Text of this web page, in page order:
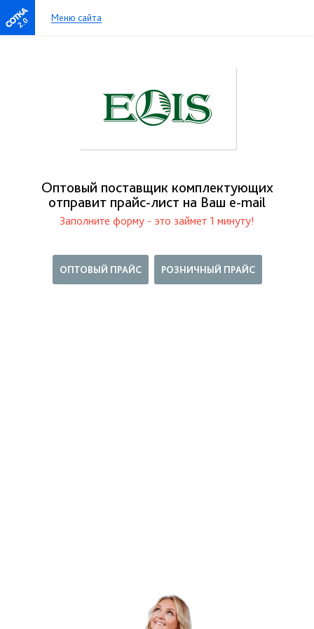
2.0 Меню сайта
Оптовый поставщик комплектующих
отправит прайс-лист на Ваш е-mail
Заполните форму - это займет 1 минуту!
ОПТОВЫЙ ПРАЙС РОЗНИЧНЫЙ ПРАЙС